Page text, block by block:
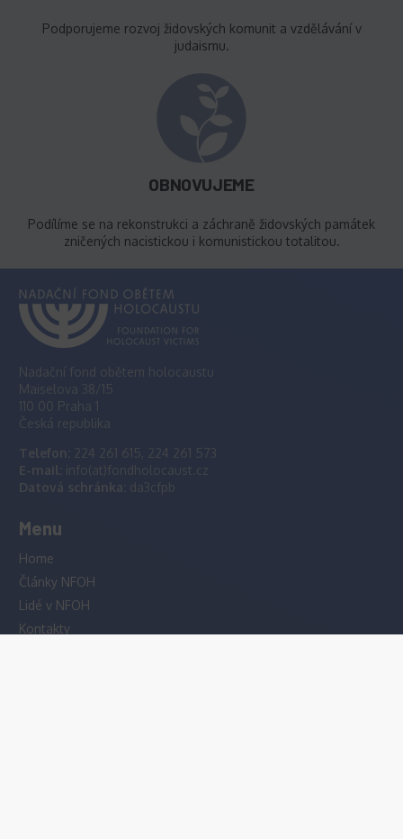
Podporujeme rozvoj židovských komunit a vzdělávání v
judaismu.
OBNOVUJEME
Podílíme se na rekonstrukci a záchraně židovských památek
zničených nacistickou i komunistickou totalitou.
Nadační fond obětem holocaustu
Maiselova 38/15
110 00 Praha 1
Česká republika
Telefon: 224 261 615, 224 261 573
E-mail: info(at)fondholocaust.cz
Datová schránka: da3cfpb
Menu
Home
Články NFOH
Lidé v NFOH
Kontakty